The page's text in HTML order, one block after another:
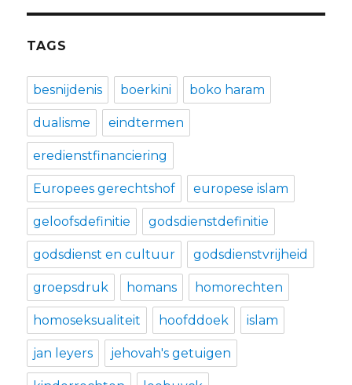
TAGS
besnijdenis boerkini boko haram
dualisme eindtermen
eredienstfinanciering
Europees gerechtshof europese islam
geloofsdefinitie godsdienstdefinitie
godsdienst en cultuur godsdienstvrijheid
groepsdruk homans homorechten
homoseksualiteit hoofddoek islam
jan leyers jehovah's getuigen